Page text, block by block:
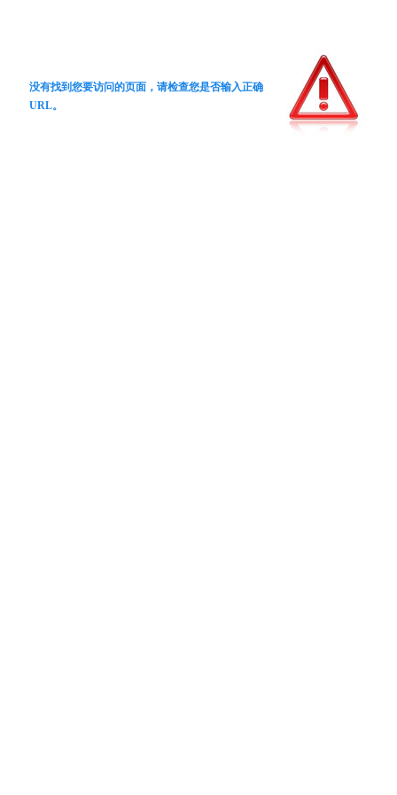
没有找到您要访问的页面，请检查您是否输入正确
URL。